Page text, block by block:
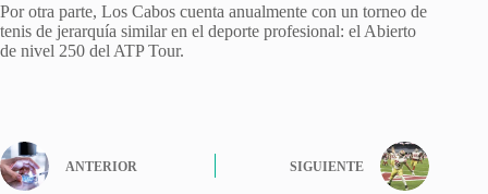
Por otra parte, Los Cabos cuenta anualmente con un torneo de
tenis de jerarquía similar en el deporte profesional: el Abierto
de nivel 250 del ATP Tour.
ANTERIOR SIGUIENTE